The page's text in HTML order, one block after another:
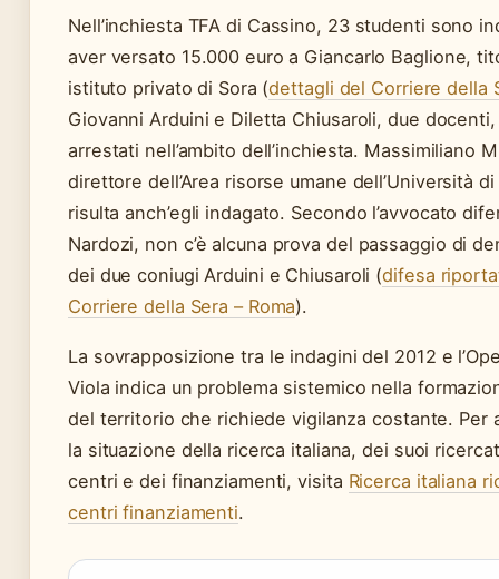
Nell’inchiesta TFA di Cassino, 23 studenti sono
aver versato 15.000 euro a Giancarlo Baglione,
istituto privato di Sora (dettagli del Corriere della
Giovanni Arduini e Diletta Chiusaroli, due
arrestati nell’ambito dell’inchiesta. Massimiliano
direttore dell’Area risorse umane dell’Università
risulta anch’egli indagato. Secondo l’avvocato
Nardozi, non c’è alcuna prova del passaggio di
dei due coniugi Arduini e Chiusaroli (difesa
Corriere della Sera – Roma).
La sovrapposizione tra le indagini del 2012 e
Viola indica un problema sistemico nella
del territorio che richiede vigilanza costante. Per
la situazione della ricerca italiana, dei suoi
centri e dei finanziamenti, visita Ricerca italiana
centri finanziamenti.